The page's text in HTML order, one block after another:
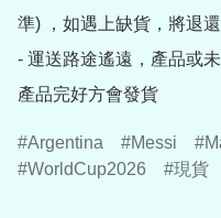
準) ，如遇上缺貨，將退
- 運送路途遙遠，產品或
產品完好方會發貨
Argentina Messi
WorldCup2026
現貨